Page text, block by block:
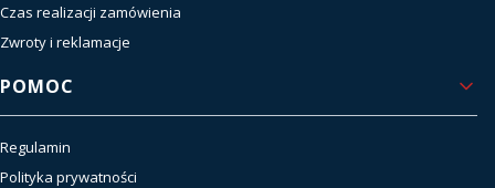
Czas realizacji zamówienia
Zwroty i reklamacje
POMOC
Regulamin
Polityka prywatności